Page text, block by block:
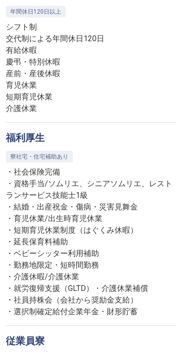
年間休日120日以上
シフト制
交代制による年間休日120日
有給休暇
慶弔・特別休暇
産前・産後休暇
育児休業
短期育児休業
介護休業
福利厚生
寮社宅・住宅補助あり
・社会保険完備
・資格手当/ソムリエ、シニアソムリエ、レスト
ランサービス技能士1級
・結婚・出産祝金・傷病・災害見舞金
・育児休業/出生時育児休業
・短期育児休業制度（はぐくみ休暇）
・延長保育料補助
・ベビーシッター利用補助
・勤務地限定・短時間勤務
・介護休暇/介護休業
・就労復帰支援（GLTD）・介護休業補償
・社員持株会（会社から奨励金支給）
・選択制確定給付企業年金・財形貯蓄
従業員寮